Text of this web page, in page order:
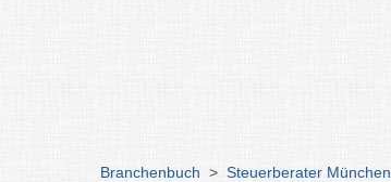
Branchenbuch > Steuerberater München